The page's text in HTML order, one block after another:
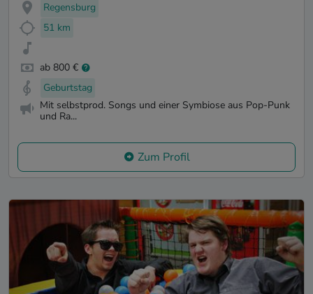
Regensburg
51 km
ab 800 €
Geburtstag
Mit selbstprod. Songs und einer Symbiose aus Pop-Punk
und Ra...
Zum Profil